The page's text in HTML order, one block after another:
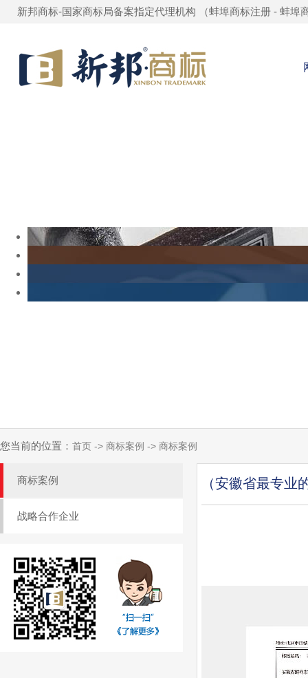
新邦商标-国家商标局备案指定代理机构 （蚌埠商标注册 - 蚌埠
您当前的位置： 首页 -> 商标案例 -> 商标案例
商标案例
战略合作企业
（安徽省最专业